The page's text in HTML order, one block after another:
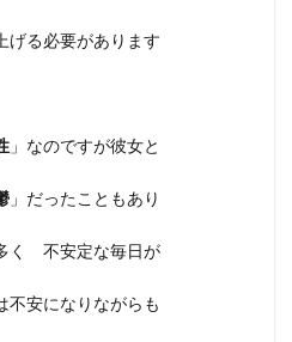
げる必要があります
」なのですが彼女と
」だったこともあり
く 不安定な毎日が
安になりながらも